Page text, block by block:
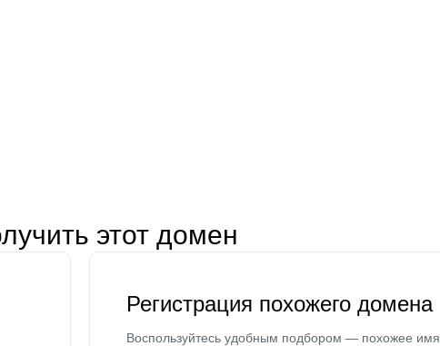
этот домен
Регистрация похожего домена
Воспользуйтесь удобным подбором — похожее имя